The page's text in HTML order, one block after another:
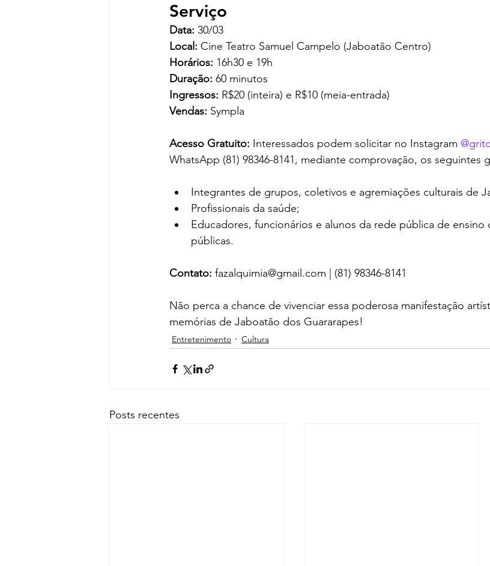
Serviço
Data: 30/03
Local: Cine Teatro Samuel Campelo (Jaboatão Centro)
Horários: 16h30 e 19h
Duração: 60 minutos
Ingressos: R$20 (inteira) e R$10 (meia-entrada)
Vendas: Sympla
Acesso Gratuito: Interessados podem solicitar no Instagram
WhatsApp (81) 98346-8141, mediante comprovação, os seguintes
Integrantes de grupos, coletivos e agremiações culturais de
Profissionais da saúde;
Educadores, funcionários e alunos da rede pública de ensino
públicas.
Contato: fazalquimia@gmail.com | (81) 98346-8141
Não perca a chance de vivenciar essa poderosa manifestação
memórias de Jaboatão dos Guararapes!
Entretenimento Cultura
Posts recentes